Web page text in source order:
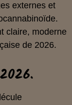
externes et
claire, moderne
de 2026.